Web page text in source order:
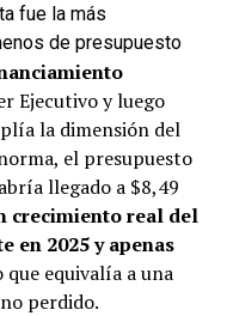
fue la más
de presupuesto
Ejecutivo y luego
la dimensión del
el presupuesto
llegado a $8,49
crecimiento real del
en 2025 y apenas
que equivalía a una
perdido.